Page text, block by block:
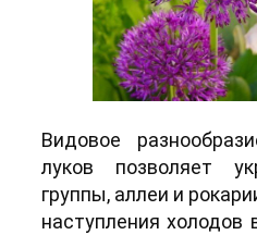
Видовое
луков позволяет
группы, аллеи и
наступления холодов